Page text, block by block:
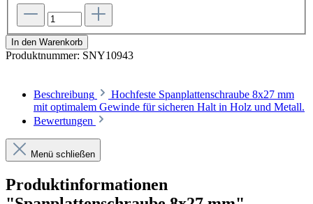
In den Warenkorb
Produktnummer: SNY10943
Beschreibung
Hochfeste Spanplattenschraube 8x27 mm
mit optimalem Gewinde für sicheren Halt in Holz und Metall.
Bewertungen
Menü schließen
Produktinformationen